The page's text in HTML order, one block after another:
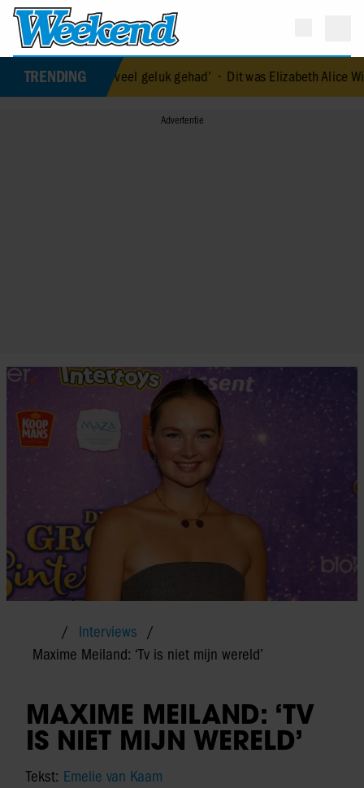
TRENDING
veel geluk gehad’•Dit was Elizabeth Alice Wise, de royal
Interviews
Maxime Meiland: ‘Tv is niet mijn wereld’
MAXIME MEILAND: ‘TV
IS NIET MIJN WERELD’
Tekst: Emelie van Kaam